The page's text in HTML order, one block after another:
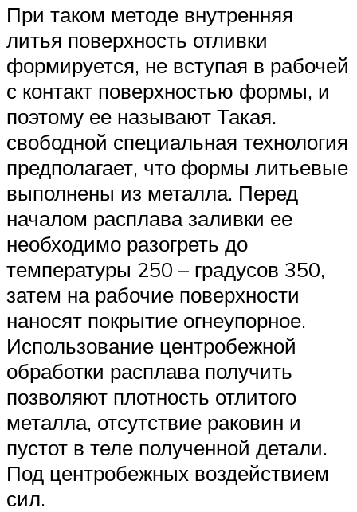
При таком методе внутренняя
литья поверхность отливки
формируется, не вступая в рабочей
с контакт поверхностью формы, и
поэтому ее называют Такая.
свободной специальная технология
предполагает, что формы литьевые
выполнены из металла. Перед
началом расплава заливки ее
необходимо разогреть до
температуры 250 – градусов 350,
затем на рабочие поверхности
наносят покрытие огнеупорное.
Использование центробежной
обработки расплава получить
позволяют плотность отлитого
металла, отсутствие раковин и
пустот в теле полученной детали.
Под центробежных воздействием
сил.